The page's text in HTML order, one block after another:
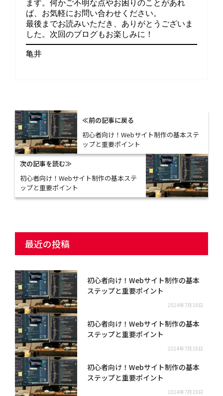
ます。何かご不明な点やお困りのことがあれ
ば、お気軽にお問い合わせください。
最後までお読みいただき、ありがとうございま
した。次回のブログもお楽しみに！
亀井
≪前の記事に戻る
初心者向け！Webサイト制作の基本ステ
ップと重要ポイント
次の記事を読む≫
初心者向け！Webサイト制作の基本ステ
ップと重要ポイント
最近の投稿
初心者向け！Webサイト制作の基本
ステップと重要ポイント
2024年7月28日
初心者向け！Webサイト制作の基本
ステップと重要ポイント
2024年7月28日
初心者向け！Webサイト制作の基本
ステップと重要ポイント
2024年7月28日